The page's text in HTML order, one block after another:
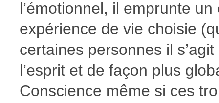
l’émotionnel, il emprunte
expérience de vie choisie
certaines personnes il
l’esprit et de façon plus
Conscience même si ces